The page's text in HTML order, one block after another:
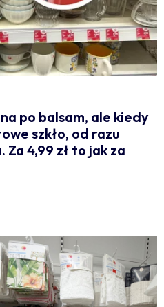
po balsam, ale kiedy
szkło, od razu
Za 4,99 zł to jak za